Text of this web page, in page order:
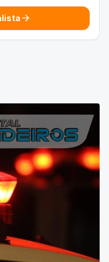
arrow_forward